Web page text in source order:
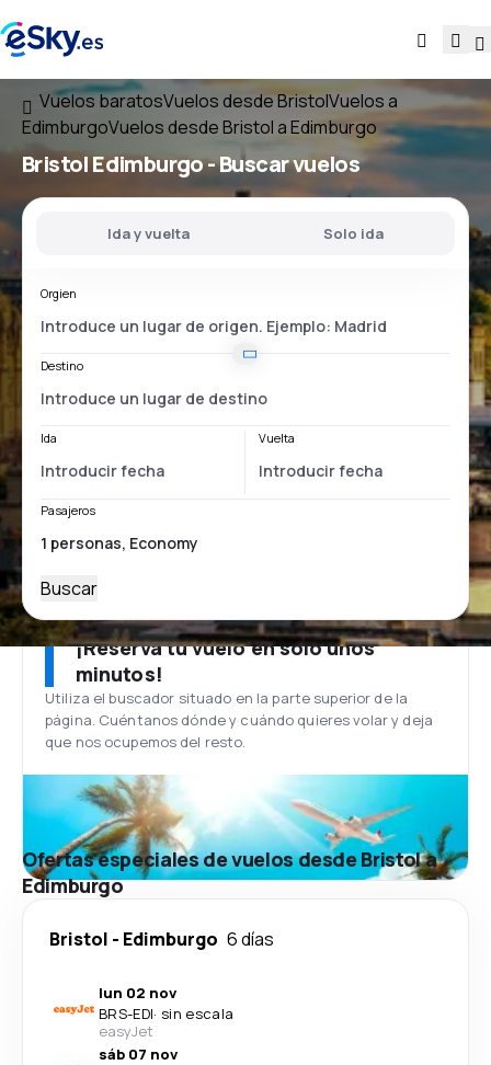
Vuelos baratosVuelos desde BristolVuelos a
EdimburgoVuelos desde Bristol a Edimburgo
Bristol Edimburgo- Buscar vuelos
Ida y vuelta Solo ida
Orgien
Destino
Ida Vuelta
Pasajeros
Buscar
¡Reserva tu vuelo en solo unos
minutos!
Utiliza el buscador situado en la parte superior de la
página. Cuéntanos dónde y cuándo quieres volar y deja
que nos ocupemos del resto.
Ofertas especiales de vuelos desde Bristol a
Edimburgo
Bristol - Edimburgo 6 días
lun 02 nov
BRS-EDI· sin escala
easyJet
sáb 07 nov